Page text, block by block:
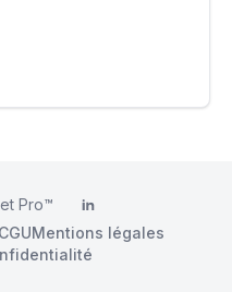
Pro™ LinkedIn
CGUMentions légales